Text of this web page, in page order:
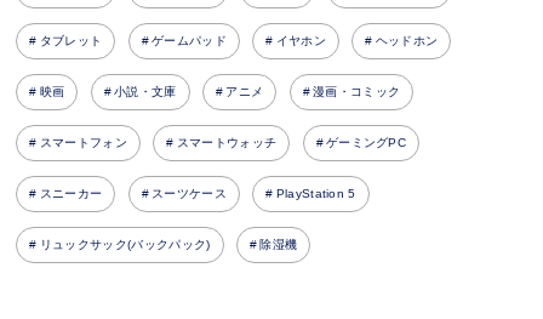
タブレット ゲームパッド イヤホン ヘッドホン
映画 小説・文庫 アニメ 漫画・コミック
スマートフォン スマートウォッチ ゲーミングPC
スニーカー スーツケース PlayStation 5
リュックサック(バックパック) 除湿機